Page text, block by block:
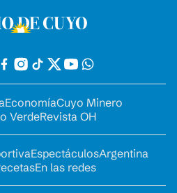
EconomíaCuyo Minero
VerdeRevista OH
EspectáculosArgentina
En las redes